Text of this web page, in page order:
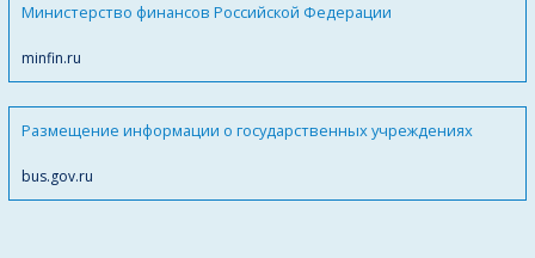
Министерство финансов Российской Федерации
minfin.ru
Размещение информации о государственных учреждениях
bus.gov.ru